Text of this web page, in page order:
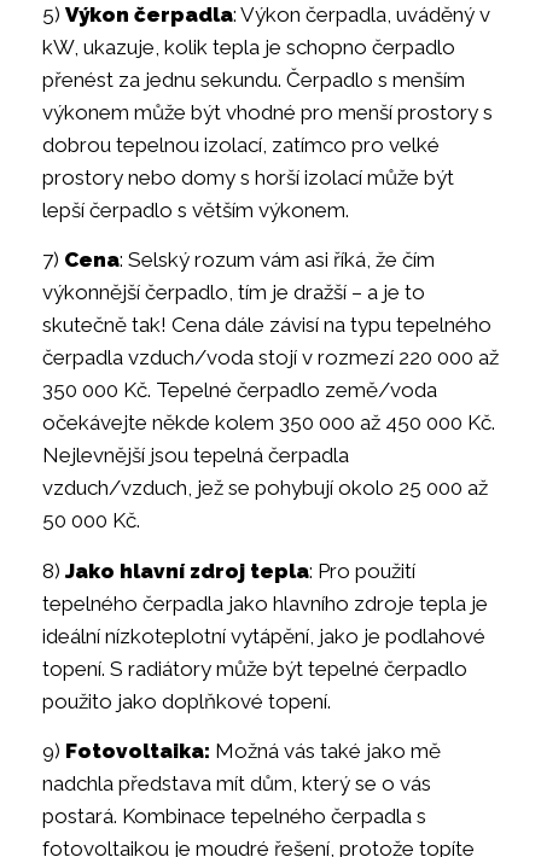
5) Výkon čerpadla: Výkon čerpadla, uváděný v
kW, ukazuje, kolik tepla je schopno čerpadlo
přenést za jednu sekundu. Čerpadlo s menším
výkonem může být vhodné pro menší prostory s
dobrou tepelnou izolací, zatímco pro velké
prostory nebo domy s horší izolací může být
lepší čerpadlo s větším výkonem.
7) Cena: Selský rozum vám asi říká, že čím
výkonnější čerpadlo, tím je dražší – a je to
skutečně tak! Cena dále závisí na typu tepelného
čerpadla vzduch/voda stojí v rozmezí 220 000 až
350 000 Kč. Tepelné čerpadlo země/voda
očekávejte někde kolem 350 000 až 450 000 Kč.
Nejlevnější jsou tepelná čerpadla
vzduch/vzduch, jež se pohybují okolo 25 000 až
50 000 Kč.
8) Jako hlavní zdroj tepla: Pro použití
tepelného čerpadla jako hlavního zdroje tepla je
ideální nízkoteplotní vytápění, jako je podlahové
topení. S radiátory může být tepelné čerpadlo
použito jako doplňkové topení.
9) Fotovoltaika: Možná vás také jako mě
nadchla představa mít dům, který se o vás
postará. Kombinace tepelného čerpadla s
fotovoltaikou je moudré řešení, protože topíte